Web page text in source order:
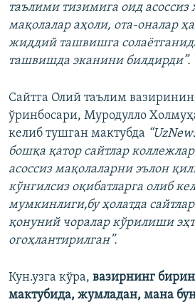
таълими тизимига оид асоссиз
мақолалар аҳоли, ота-оналар
жиддий ташвишга
ташвишда эканини билдирди”.
Сайтга Олий таълим
ўринбосари, Муродулло
келиб тушган мактубда
бошқа қатор сайтлар
асоссиз мақолаларни эълон
кўнгилсиз оқибатларга олиб
мумкинлиги,бу ҳолатда
қонуний чоралар кўрилиши
огоҳлантирилган”.
Кун.узга кўра, вазирнинг
мактубида, жумладан, мана